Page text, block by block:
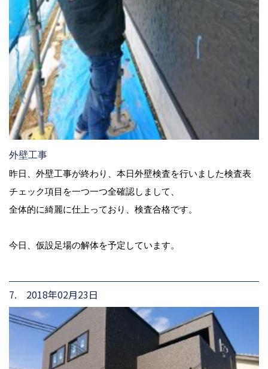
外壁工事
昨日、外壁工事が終わり、本日外壁検査を行いました検査表
チェック項目を一つ一つ全確認しまして、
全体的に綺麗に仕上っており、検査合格です。
今日、仮設足場の解体を予定しています。
7. 2018年02月23日